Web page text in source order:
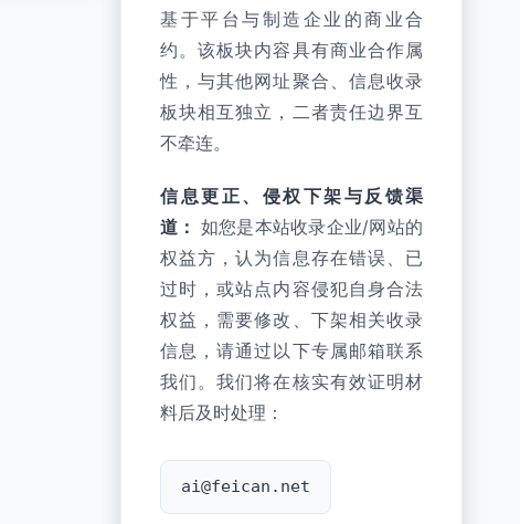
基于平台与制造企业的商业合
约。该板块内容具有商业合作属
性，与其他网址聚合、信息收录
板块相互独立，二者责任边界互
不牵连。
信息更正、侵权下架与反馈渠
道： 如您是本站收录企业/网站的
权益方，认为信息存在错误、已
过时，或站点内容侵犯自身合法
权益，需要修改、下架相关收录
信息，请通过以下专属邮箱联系
我们。我们将在核实有效证明材
料后及时处理：
ai@feican.net